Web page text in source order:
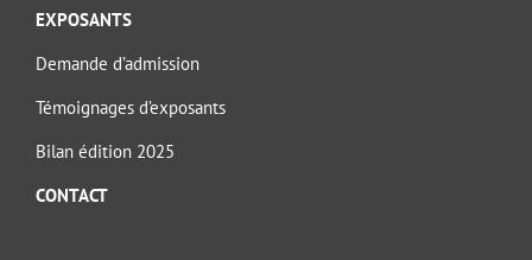
EXPOSANTS
Demande d’admission
Témoignages d’exposants
Bilan édition 2025
CONTACT